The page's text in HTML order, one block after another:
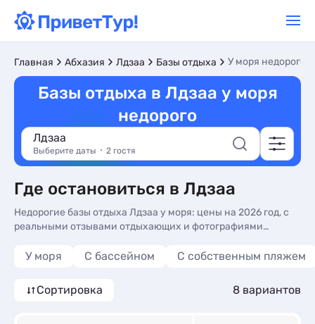
Главная Абхазия Лдзаа Базы отдыха У моря недорого
Базы отдыха в Лдзаа у моря
недорого
Лдзаа
Выберите даты 2 гостя
Где остановиться в Лдзаа
Недорогие базы отдыха Лдзаа у моря: цены на 2026 год, с
реальными отзывами отдыхающих и фотографиями
недорогой отдых на Чёрном море без посредников - более
номере и сменой белья.
У моря С бассейном С собственным пляжем
Сортировка 8 вариантов